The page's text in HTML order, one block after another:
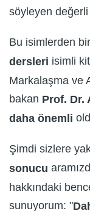
söyleyen değerli
Bu isimlerden
dersleri isimli
Markalaşma ve
bakan Prof. Dr.
daha önemli
Şimdi sizlere
sonucu
hakkındaki
sunuyorum: "